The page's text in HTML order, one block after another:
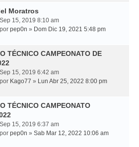
Moratros
15, 2019 8:10 am
pep0n » Dom Dic 19, 2021 5:48 pm
TÉCNICO CAMPEONATO DE
15, 2019 6:42 am
Kago77 » Lun Abr 25, 2022 8:00 pm
TÉCNICO CAMPEONATO
15, 2019 6:37 am
pep0n » Sab Mar 12, 2022 10:06 am